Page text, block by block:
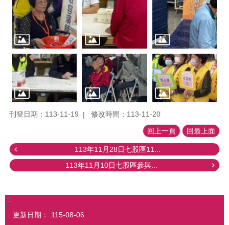
刊登日期：113-11-19 修改時間：113-11-20
回上一頁 回最上面
113年11月28日七股區11...
113年11月10日七股區參與...
:::
更新日期： 115-08-06